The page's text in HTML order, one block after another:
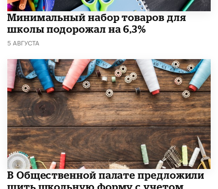
Минимальный набор товаров для
школы подорожал на 6,3%
5 АВГУСТА
В Общественной палате предложили
шить школьную форму с учетом